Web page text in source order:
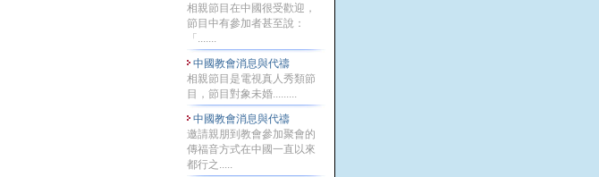
相親節目在中國很受歡迎，
節目中有參加者甚至說：
「.......
中國教會消息與代禱
相親節目是電視真人秀類節
目，節目對象未婚.........
中國教會消息與代禱
邀請親朋到教會參加聚會的
傳福音方式在中國一直以來
都行之.....